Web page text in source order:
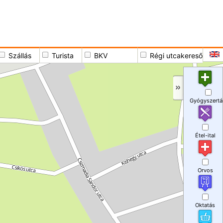
Szállás Turista BKV Régi utcakereső
Étel-ital
Orvos
Oktatás